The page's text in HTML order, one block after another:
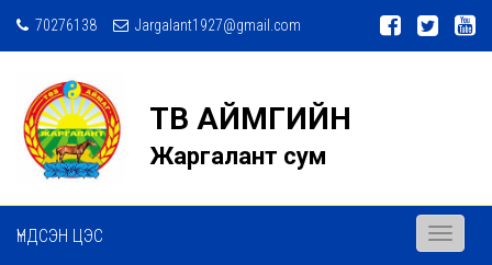
70276138 Jargalant1927@gmail.com
ТӨВ АЙМГИЙН
Жаргалант сум
ҮНДСЭН ЦЭС
Toggle